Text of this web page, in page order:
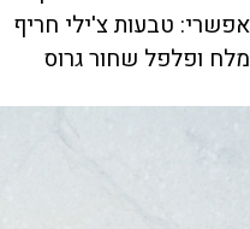
אפשרי: טבעות צ'ילי חריף
מלח ופלפל שחור גרוס